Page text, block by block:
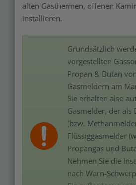
alten Gasthermen, offenen
installieren.
Grundsätzlich
vorgestellten
Propan & Butan
Gasmeldern am
Sie erhalten also
Gasmelder, der als
(bzw.
Flüssiggasmelder
Propangas und
Nehmen Sie die
nach Warn-